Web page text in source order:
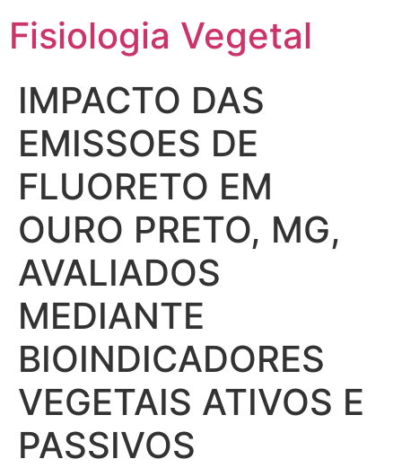
Fisiologia Vegetal
IMPACTO DAS
EMISSOES DE
FLUORETO EM
OURO PRETO, MG,
AVALIADOS
MEDIANTE
BIOINDICADORES
VEGETAIS ATIVOS E
PASSIVOS